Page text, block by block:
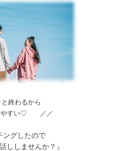
終わるから
すい♡ ／／
ングしたので
ししませんか？』